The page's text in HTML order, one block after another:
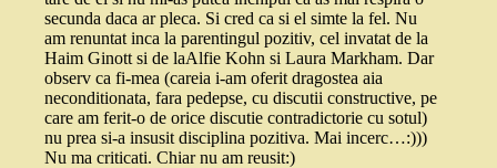
secunda daca ar pleca. Si cred ca si el simte la fel. Nu
am renuntat inca la parentingul pozitiv, cel invatat de la
Haim Ginott si de laAlfie Kohn si Laura Markham. Dar
observ ca fi-mea (careia i-am oferit dragostea aia
neconditionata, fara pedepse, cu discutii constructive, pe
care am ferit-o de orice discutie contradictorie cu sotul)
nu prea si-a insusit disciplina pozitiva. Mai incerc…:)))
Nu ma criticati. Chiar nu am reusit:)